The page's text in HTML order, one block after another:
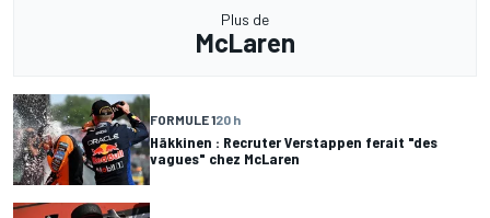
Plus de
McLaren
FORMULE 120 h
Häkkinen : Recruter Verstappen ferait "des
vagues" chez McLaren